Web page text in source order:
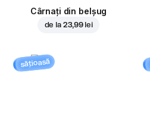
Cârnați din belșug
de la 23,99 lei
sățioasă